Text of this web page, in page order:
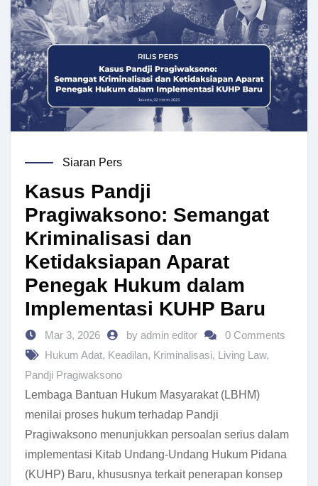
Siaran Pers
Kasus Pandji
Pragiwaksono: Semangat
Kriminalisasi dan
Ketidaksiapan Aparat
Penegak Hukum dalam
Implementasi KUHP Baru
Mar 3, 2026 by admin editor
0 Comments
Hukum Adat, Keadilan, Kriminalisasi, Living Law,
Pandji Pragiwaksono
Lembaga Bantuan Hukum Masyarakat (LBHM)
menilai proses hukum terhadap Pandji
Pragiwaksono menunjukkan persoalan serius dalam
implementasi Kitab Undang-Undang Hukum Pidana
(KUHP) Baru, khususnya terkait penerapan konsep